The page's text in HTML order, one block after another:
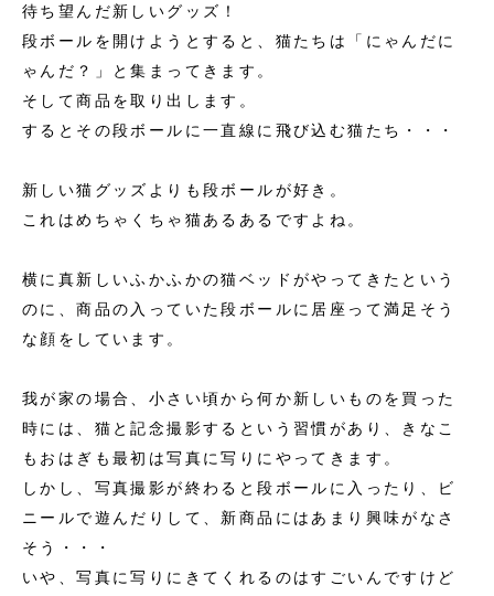
待ち望んだ新しいグッズ！
段ボールを開けようとすると、猫たちは「にゃんだに
ゃんだ？」と集まってきます。
そして商品を取り出します。
するとその段ボールに一直線に飛び込む猫たち・・・
新しい猫グッズよりも段ボールが好き。
これはめちゃくちゃ猫あるあるですよね。
横に真新しいふかふかの猫ベッドがやってきたという
のに、商品の入っていた段ボールに居座って満足そう
な顔をしています。
我が家の場合、小さい頃から何か新しいものを買った
時には、猫と記念撮影するという習慣があり、きなこ
もおはぎも最初は写真に写りにやってきます。
しかし、写真撮影が終わると段ボールに入ったり、ビ
ニールで遊んだりして、新商品にはあまり興味がなさ
そう・・・
いや、写真に写りにきてくれるのはすごいんですけど